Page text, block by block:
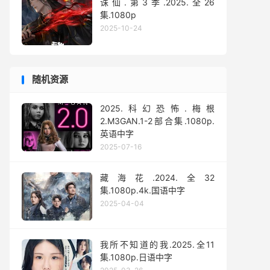
诛仙.第3季.2025.全26
集.1080p
2025-10-24
随机资源
2025.科幻恐怖.梅根
2.M3GAN.1-2部合集.1080p.
英语中字
2025-07-16
藏海花.2024.全32
集.1080p.4k.国语中字
2025-04-04
我所不知道的我.2025.全11
集.1080p.日语中字